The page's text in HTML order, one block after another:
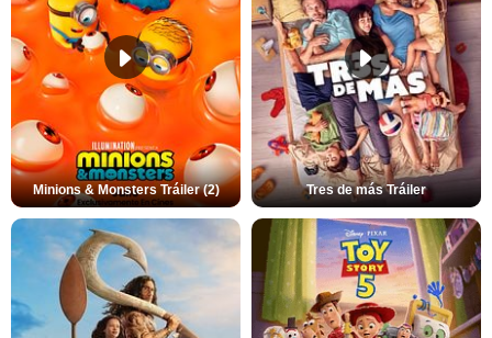
Minions & Monsters Tráiler (2) Tres de más Tráiler